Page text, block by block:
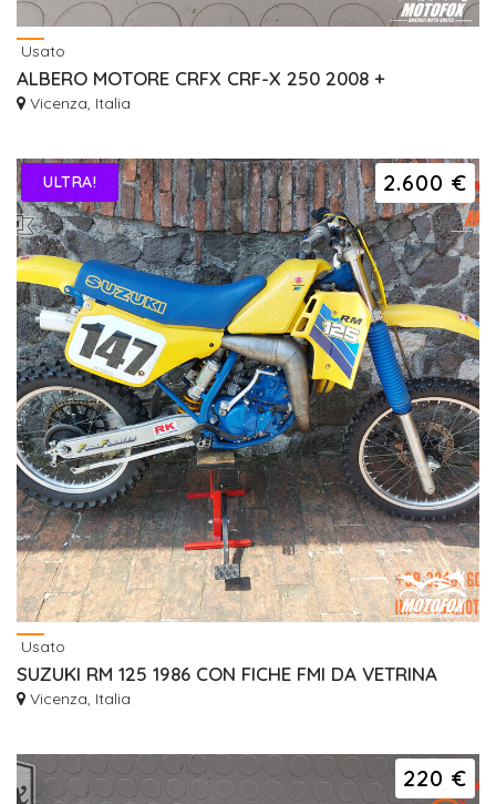
Usato
ALBERO MOTORE CRFX CRF-X 250 2008 +
Vicenza, Italia
2.600 €
ULTRA!
Usato
SUZUKI RM 125 1986 CON FICHE FMI DA VETRINA
Vicenza, Italia
220 €